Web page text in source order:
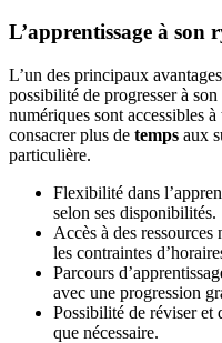
L’apprentissage à son
L’un des principaux
possibilité de progresser à
numériques sont accessibles
consacrer plus de temps aux
particulière.
Flexibilité dans
selon ses disponibilités.
Accès à des
les contraintes
Parcours
avec une progression
Possibilité de réviser et
que nécessaire.